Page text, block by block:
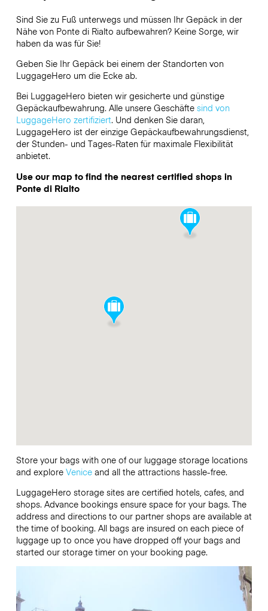
Sind Sie zu Fuß unterwegs und müssen Ihr Gepäck in der
Nähe von Ponte di Rialto aufbewahren? Keine Sorge, wir
haben da was für Sie!
Geben Sie Ihr Gepäck bei einem der Standorten von
LuggageHero um die Ecke ab.
Bei LuggageHero bieten wir gesicherte und günstige
Gepäckaufbewahrung. Alle unsere Geschäfte sind von
LuggageHero zertifiziert. Und denken Sie daran,
LuggageHero ist der einzige Gepäckaufbewahrungsdienst,
der Stunden- und Tages-Raten für maximale Flexibilität
anbietet.
Use our map to find the nearest certified shops in
Ponte di Rialto
Store your bags with one of our luggage storage locations
and explore Veniceand all the attractions hassle-free.
LuggageHero storage sites are certified hotels, cafes, and
shops. Advance bookings ensure space for your bags. The
address and directions to our partner shops are available at
the time of booking. All bags are insured on each piece of
luggage up to once you have dropped off your bags and
started our storage timer on your booking page.